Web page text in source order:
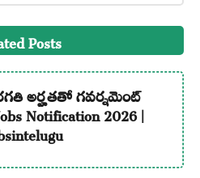
Posts
అర్హతతో గవర్నమెంట్
Notification 2026 |